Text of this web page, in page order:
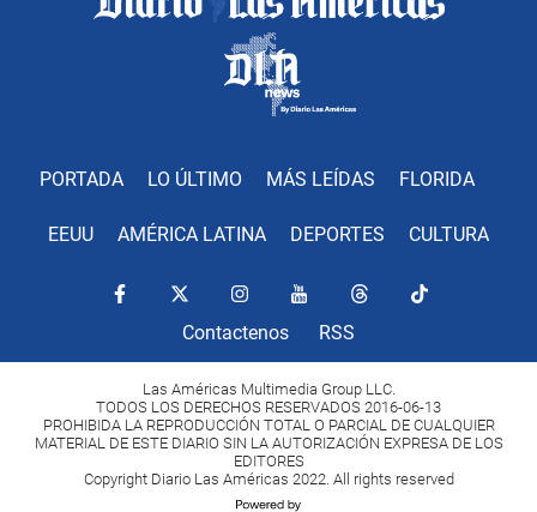
PORTADA LO ÚLTIMO MÁS LEÍDAS FLORIDA
EEUU AMÉRICA LATINA DEPORTES CULTURA
Contactenos RSS
Las Américas Multimedia Group LLC.
TODOS LOS DERECHOS RESERVADOS 2016-06-13
PROHIBIDA LA REPRODUCCIÓN TOTAL O PARCIAL DE CUALQUIER
MATERIAL DE ESTE DIARIO SIN LA AUTORIZACIÓN EXPRESA DE LOS
EDITORES
Copyright Diario Las Américas 2022. All rights reserved